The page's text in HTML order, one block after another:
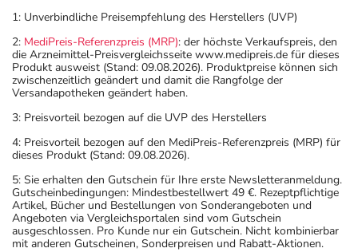
1: Unverbindliche Preisempfehlung des Herstellers (UVP)
2: MediPreis-Referenzpreis (MRP): der höchste Verkaufspreis, den
die Arzneimittel-Preisvergleichsseite www.medipreis.de für dieses
Produkt ausweist (Stand: 09.08.2026). Produktpreise können sich
zwischenzeitlich geändert und damit die Rangfolge der
Versandapotheken geändert haben.
3: Preisvorteil bezogen auf die UVP des Herstellers
4: Preisvorteil bezogen auf den MediPreis-Referenzpreis (MRP) für
dieses Produkt (Stand: 09.08.2026).
5: Sie erhalten den Gutschein für Ihre erste Newsletteranmeldung.
Gutscheinbedingungen: Mindestbestellwert 49 €. Rezeptpflichtige
Artikel, Bücher und Bestellungen von Sonderangeboten und
Angeboten via Vergleichsportalen sind vom Gutschein
ausgeschlossen. Pro Kunde nur ein Gutschein. Nicht kombinierbar
mit anderen Gutscheinen, Sonderpreisen und Rabatt-Aktionen.